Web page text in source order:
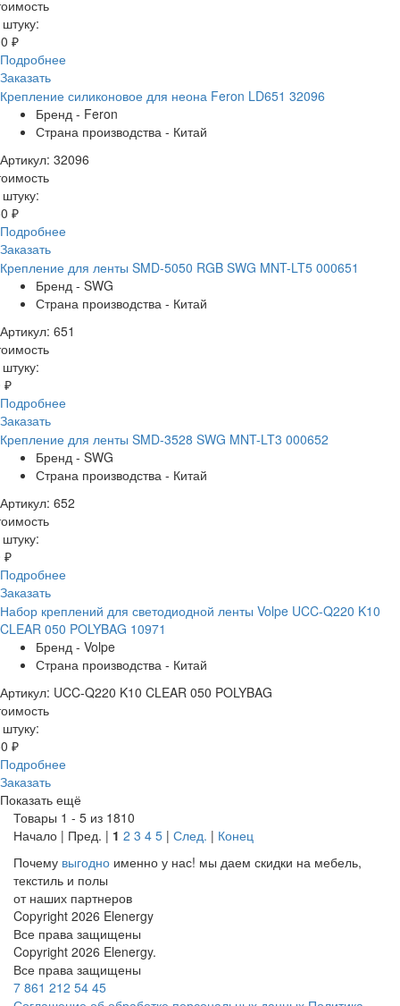
₽
Подробнее
Заказать
Крепление силиконовое для неона Feron LD651 32096
Бренд - Feron
Страна производства - Китай
Артикул: 32096
₽
Подробнее
Заказать
Крепление для ленты SMD-5050 RGB SWG MNT-LT5 000651
Бренд - SWG
Страна производства - Китай
Артикул: 651
₽
Подробнее
Заказать
Крепление для ленты SMD-3528 SWG MNT-LT3 000652
Бренд - SWG
Страна производства - Китай
Артикул: 652
₽
Подробнее
Заказать
Набор креплений для светодиодной ленты Volpe UCC-Q220 K10
CLEAR 050 POLYBAG 10971
Бренд - Volpe
Страна производства - Китай
Артикул: UCC-Q220 K10 CLEAR 050 POLYBAG
₽
Подробнее
Заказать
Показать ещё
Товары 1 - 5 из 1810
Начало | Пред. | 1 2 3 4 5 | След. | Конец
Почему выгодно именно у нас! мы даем скидки на мебель,
текстиль и полы
от наших партнеров
Copyright 2026 Elenergy
Все права защищены
Copyright 2026 Elenergy.
Все права защищены
7 861 212 54 45